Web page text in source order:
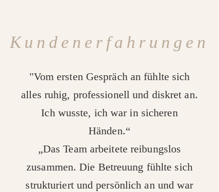
Kundenerfahrungen
"Vom ersten Gespräch an fühlte sich
alles ruhig, professionell und diskret an.
Ich wusste, ich war in sicheren
Händen.“
„Das Team arbeitete reibungslos
zusammen. Die Betreuung fühlte sich
strukturiert und persönlich an und war